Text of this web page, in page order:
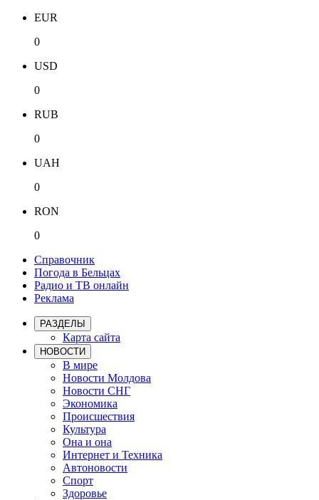
EUR
0
USD
0
RUB
0
UAH
0
RON
0
Справочник
Погода в Бельцах
Радио и ТВ онлайн
Реклама
РАЗДЕЛЫ
Карта сайта
НОВОСТИ
В мире
Новости Молдова
Новости СНГ
Экономика
Происшествия
Культура
Она и она
Интернет и Техника
Автоновости
Спорт
Здоровье